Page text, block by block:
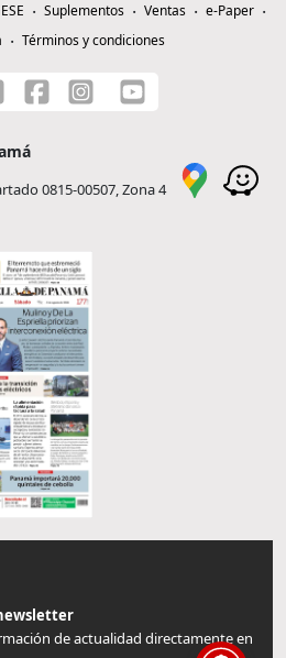
Suplementos Ventas
e-Paper
Términos y condiciones
0815-00507, Zona 4
de actualidad directamente en